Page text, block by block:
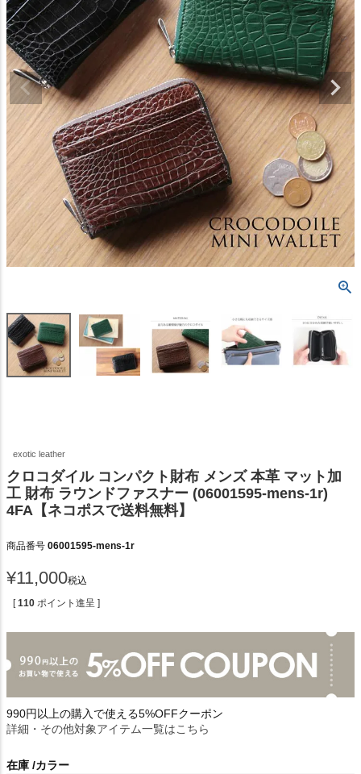
exotic leather
クロコダイル コンパクト財布 メンズ 本革 マット加
工 財布 ラウンドファスナー (06001595-mens-1r)
4FA【ネコポスで送料無料】
商品番号 06001595-mens-1r
¥11,000税込
[ 110 ポイント進呈 ]
990円以上の購入で使える5%OFFクーポン
詳細・その他対象アイテム一覧はこちら
在庫 カラー